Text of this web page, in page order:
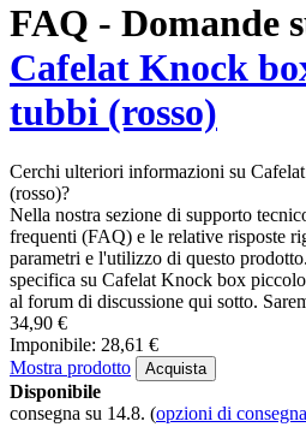
FAQ - Domande
Cafelat Knock
tubbi (rosso)
Cerchi ulteriori informazioni su
(rosso)?
Nella nostra sezione di supporto
frequenti (FAQ) e le relative risposte
parametri e l'utilizzo di questo
specifica su Cafelat Knock box
al forum di discussione qui sotto.
34,90 €
Imponibile: 28,61 €
Mostra prodotto
Acquista
Disponibile
consegna su 14.8. (opzioni di consegna